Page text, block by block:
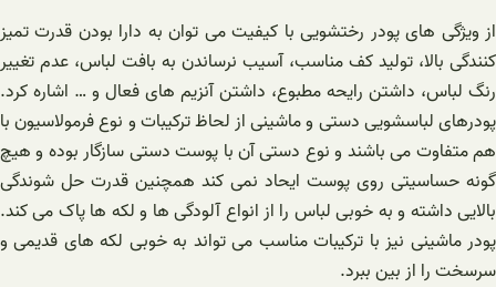
از ویژگی های پودر رختشویی با کیفیت می توان به دارا بودن قدرت تمیز
کنندگی بالا، تولید کف مناسب، آسیب نرساندن به بافت لباس، عدم تغییر
رنگ لباس، داشتن رایحه مطبوع، داشتن آنزیم های فعال و … اشاره کرد.
پودرهای لباسشویی دستی و ماشینی از لحاظ ترکیبات و نوع فرمولاسیون با
هم متفاوت می باشند و نوع دستی آن با پوست دستی سازگار بوده و هیچ
گونه حساسیتی روی پوست ایحاد نمی کند همچنین قدرت حل شوندگی
بالایی داشته و به خوبی لباس را از انواع آلودگی ها و لکه ها پاک می کند.
پودر ماشینی نیز با ترکیبات مناسب می تواند به خوبی لکه های قدیمی و
سرسخت را از بین ببرد.